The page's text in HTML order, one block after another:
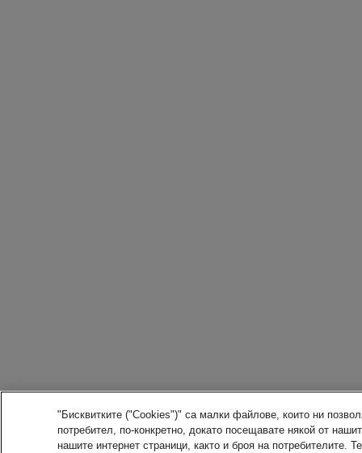
"Бисквитките ("Cookies")" са малки файлове, които ни
потребител, по-конкретно, докато посещавате някой от
нашите интернет страници, както и броя на